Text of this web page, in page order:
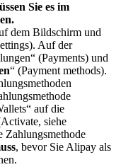
Sie es im
dem Bildschirm und
Auf der
(Payments) und
“ (Payment methods).
auf die
siehe
Zahlungsmethode
, bevor Sie Alipay als